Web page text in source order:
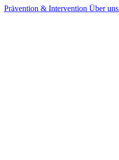
Prävention & Intervention Über uns